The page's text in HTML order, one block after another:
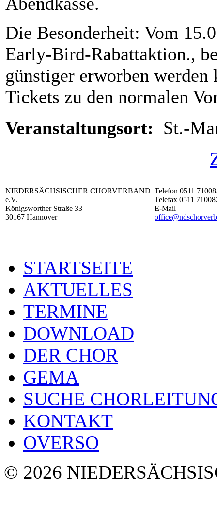
Die Besonderheit: Vom
Early-Bird-Rabattaktion.,
günstiger erworben werden
Tickets zu den normalen
Veranstaltungsort: St.-
NIEDERSÄCHSISCHER CHORVERBAND
e.V.
Königsworther Straße 33
30167 Hannover
Telefon 0511
Telefax 0511
E-Mail
STARTSEITE
AKTUELLES
TERMINE
DOWNLOAD
DER CHOR
GEMA
SUCHE
KONTAKT
OVERSO
© 2026